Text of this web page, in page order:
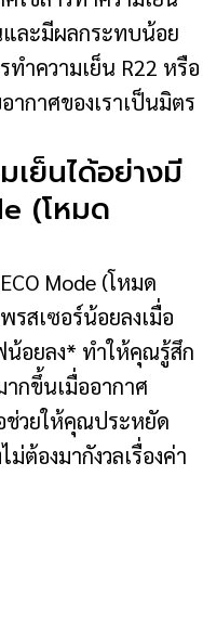
และมีผลกระทบน้อย
ทำความเย็น R22 หรือ
ากาศของเราเป็นมิตร
เย็นได้อย่างมี
(โหมด
Mode (โหมด
รสเซอร์น้อยลงเมื่อ
อยลง* ทำให้คุณรู้สึก
กขึ้นเมื่ออากาศ
ช่วยให้คุณประหยัด
ต้องมากังวลเรื่องค่า